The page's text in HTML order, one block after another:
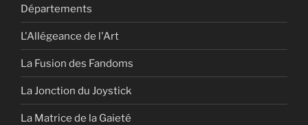
Départements
L'Allégeance de l'Art
La Fusion des Fandoms
La Jonction du Joystick
La Matrice de la Gaieté